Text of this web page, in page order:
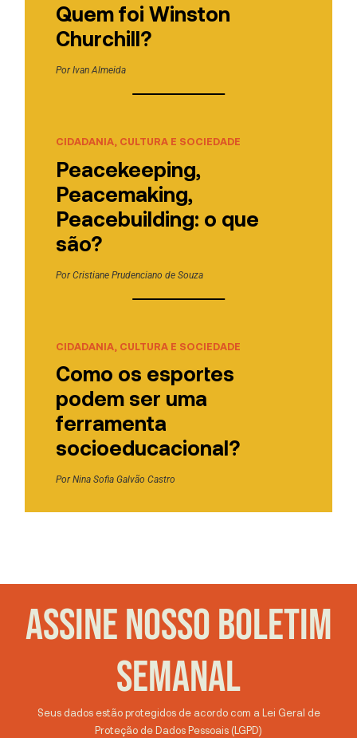
Quem foi Winston
Churchill?
PorIvan Almeida
CIDADANIA, CULTURA E SOCIEDADE
Peacekeeping,
Peacemaking,
Peacebuilding: o que
são?
PorCristiane Prudenciano de Souza
CIDADANIA, CULTURA E SOCIEDADE
Como os esportes
podem ser uma
ferramenta
socioeducacional?
PorNina Sofia Galvão Castro
ASSINE NOSSO BOLETIM
SEMANAL
Seus dados estão protegidos de acordo com a Lei Geral de
Proteção de Dados Pessoais (LGPD)